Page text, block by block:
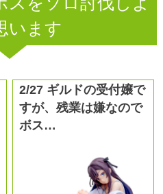
います
2/27 ギルドの受付嬢で
すが、残業は嫌なので
ボス…